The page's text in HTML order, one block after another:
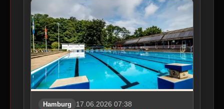
Hamburg 17.06.2026 07:38